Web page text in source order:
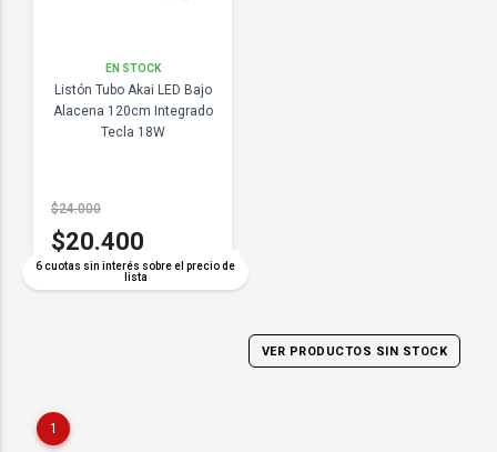
EN STOCK
Listón Tubo Akai LED Bajo
Alacena 120cm Integrado
Tecla 18W
6 cuotas sin interés sobre el precio de
lista
$24.000
$20.400
COMPARAR
VER PRODUCTOS SIN STOCK
1